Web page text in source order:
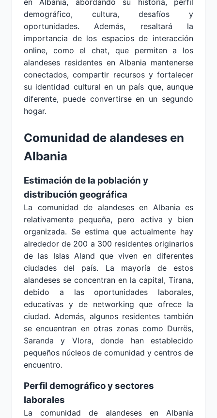
en Albania, abordando su historia, perfil
demográfico, cultura, desafíos y
oportunidades. Además, resaltará la
importancia de los espacios de interacción
online, como el chat, que permiten a los
alandeses residentes en Albania mantenerse
conectados, compartir recursos y fortalecer
su identidad cultural en un país que, aunque
diferente, puede convertirse en un segundo
hogar.
Comunidad de alandeses en
Albania
Estimación de la población y
distribución geográfica
La comunidad de alandeses en Albania es
relativamente pequeña, pero activa y bien
organizada. Se estima que actualmente hay
alrededor de 200 a 300 residentes originarios
de las Islas Aland que viven en diferentes
ciudades del país. La mayoría de estos
alandeses se concentran en la capital, Tirana,
debido a las oportunidades laborales,
educativas y de networking que ofrece la
ciudad. Además, algunos residentes también
se encuentran en otras zonas como Durrës,
Saranda y Vlora, donde han establecido
pequeños núcleos de comunidad y centros de
encuentro.
Perfil demográfico y sectores
laborales
La comunidad de alandeses en Albania